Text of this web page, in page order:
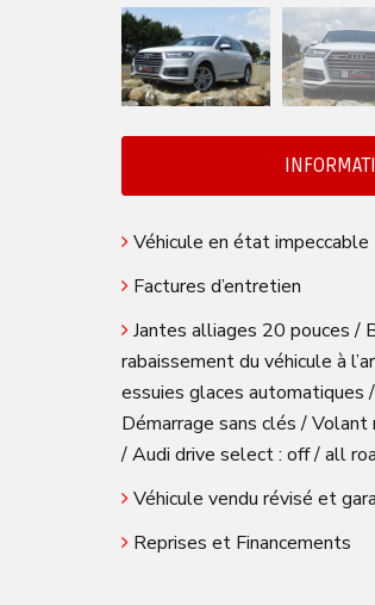
Véhicule en état impeccable
Factures d’entretien
Jantes alliages 20 pouces /
rabaissement du véhicule à
essuies glaces automatiques
Démarrage sans clés /
/ Audi drive select : off / all
Véhicule vendu révisé et
Reprises et Financements